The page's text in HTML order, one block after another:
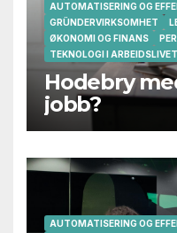
AUTOMATISERING OG
GRÜNDERVIRKSOMHET
ØKONOMI OG FINANS
TEKNOLOGI I ARBEIDSLIVET
Hodebry
jobb?
AUTOMATISERING OG